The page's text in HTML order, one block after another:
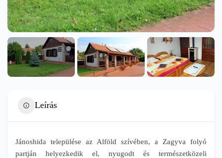
Leírás
Jánoshida települése az Alföld szívében, a Zagyva folyó
partján helyezkedik el, nyugodt és természetközeli